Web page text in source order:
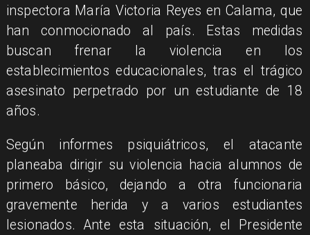
inspectora María Victoria Reyes en Calama, que
han conmocionado al país. Estas medidas
buscan frenar la violencia en los
establecimientos educacionales, tras el trágico
asesinato perpetrado por un estudiante de 18
años.
Según informes psiquiátricos, el atacante
planeaba dirigir su violencia hacia alumnos de
primero básico, dejando a otra funcionaria
gravemente herida y a varios estudiantes
lesionados. Ante esta situación, el Presidente